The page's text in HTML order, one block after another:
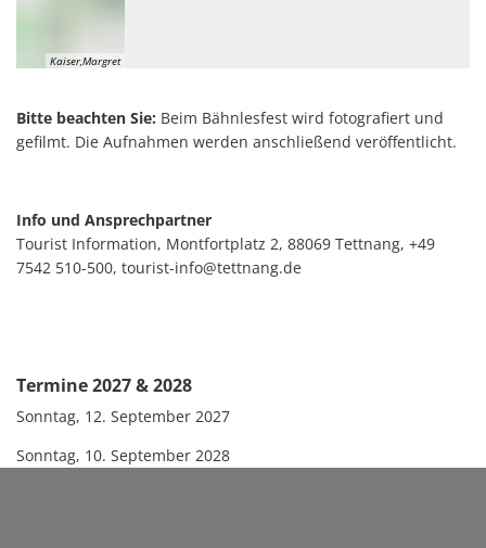
Kaiser,Margret
Bitte beachten Sie: Beim Bähnlesfest wird fotografiert und
gefilmt. Die Aufnahmen werden anschließend veröffentlicht.
Info und Ansprechpartner
Tourist Information, Montfortplatz 2, 88069 Tettnang, +49
7542 510-500, tourist-info@tettnang.de
Termine 2027 & 2028
Sonntag, 12. September 2027
Sonntag, 10. September 2028